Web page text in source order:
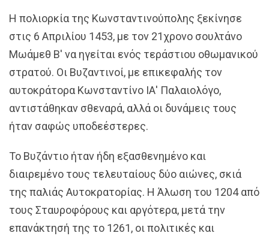
Η πολιορκία της Κωνσταντινούπολης ξεκίνησε
στις 6 Απριλίου 1453, με τον 21χρονο σουλτάνο
Μωάμεθ Β' να ηγείται ενός τεράστιου οθωμανικού
στρατού. Οι Βυζαντινοί, με επικεφαλής τον
αυτοκράτορα Κωνσταντίνο ΙΑ' Παλαιολόγο,
αντιστάθηκαν σθεναρά, αλλά οι δυνάμεις τους
ήταν σαφώς υποδεέστερες.
Το Βυζάντιο ήταν ήδη εξασθενημένο και
διαιρεμένο τους τελευταίους δύο αιώνες, σκιά
της παλιάς Αυτοκρατορίας. Η Άλωση του 1204 από
τους Σταυροφόρους και αργότερα, μετά την
επανάκτησή της το 1261, οι πολιτικές και